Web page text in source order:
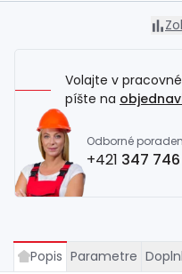
Volajte v
píšte na
Odborné
+421 347
Popis Parametre